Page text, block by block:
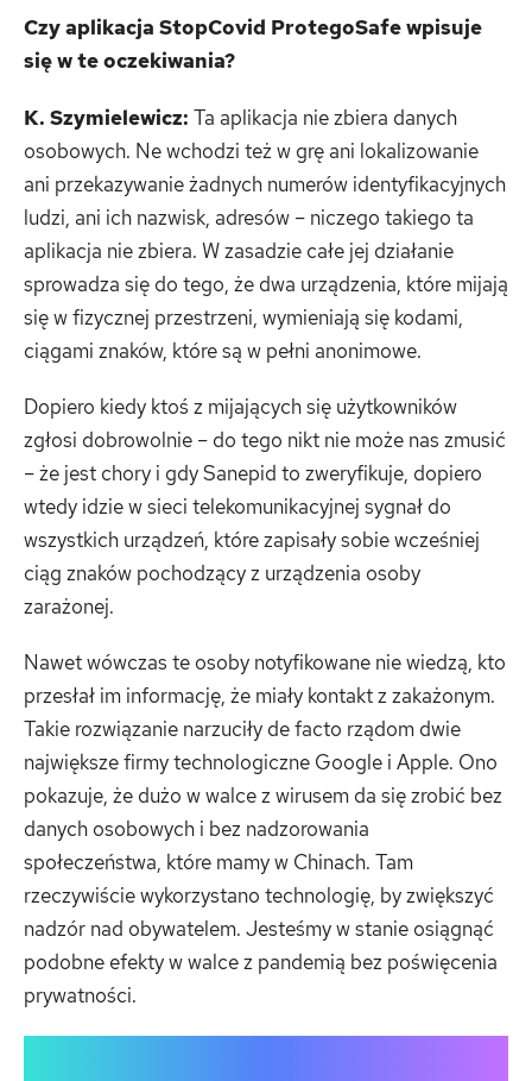
Czy aplikacja StopCovid ProtegoSafe wpisuje
się w te oczekiwania?
K. Szymielewicz: Ta aplikacja nie zbiera danych
osobowych. Ne wchodzi też w grę ani lokalizowanie
ani przekazywanie żadnych numerów identyfikacyjnych
ludzi, ani ich nazwisk, adresów – niczego takiego ta
aplikacja nie zbiera. W zasadzie całe jej działanie
sprowadza się do tego, że dwa urządzenia, które mijają
się w fizycznej przestrzeni, wymieniają się kodami,
ciągami znaków, które są w pełni anonimowe.
Dopiero kiedy ktoś z mijających się użytkowników
zgłosi dobrowolnie – do tego nikt nie może nas zmusić
– że jest chory i gdy Sanepid to zweryfikuje, dopiero
wtedy idzie w sieci telekomunikacyjnej sygnał do
wszystkich urządzeń, które zapisały sobie wcześniej
ciąg znaków pochodzący z urządzenia osoby
zarażonej.
Nawet wówczas te osoby notyfikowane nie wiedzą, kto
przesłał im informację, że miały kontakt z zakażonym.
Takie rozwiązanie narzuciły de facto rządom dwie
największe firmy technologiczne Google i Apple. Ono
pokazuje, że dużo w walce z wirusem da się zrobić bez
danych osobowych i bez nadzorowania
społeczeństwa, które mamy w Chinach. Tam
rzeczywiście wykorzystano technologię, by zwiększyć
nadzór nad obywatelem. Jesteśmy w stanie osiągnąć
podobne efekty w walce z pandemią bez poświęcenia
prywatności.